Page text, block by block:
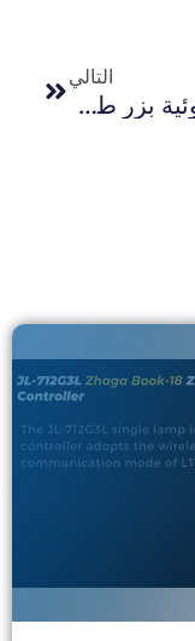
التالي
خلية ضوئية بزر طويل الوصل Jl103a 120vav